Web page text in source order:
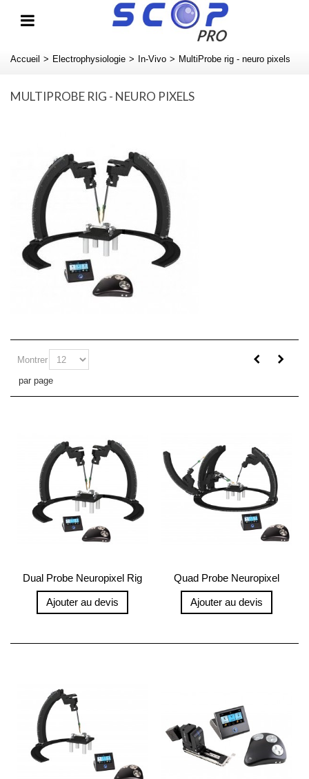
Accueil > Electrophysiologie > In-Vivo > MultiProbe rig - neuro pixels
MULTIPROBE RIG - NEURO PIXELS
Montrer
par page
Dual Probe Neuropixel Rig
Ajouter au devis
Quad Probe Neuropixel
Rig
Ajouter au devis